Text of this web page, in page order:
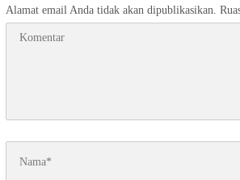
Alamat email Anda tidak akan dipublikasikan.